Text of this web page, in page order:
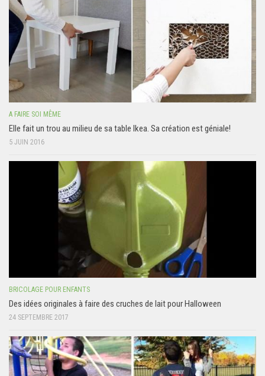
A FAIRE SOI MÊME
Elle fait un trou au milieu de sa table Ikea. Sa création est géniale!
5 JUIN 2016
BRICOLAGE POUR ENFANTS
Des idées originales à faire des cruches de lait pour Halloween
24 SEPTEMBRE 2017